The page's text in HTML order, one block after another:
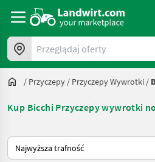
Przeglądaj oferty
/ Przyczepy / Przyczepy Wywrotki /
Kup Bicchi Przyczepy wywrotki
Tak sortuje się na Landwirt.com